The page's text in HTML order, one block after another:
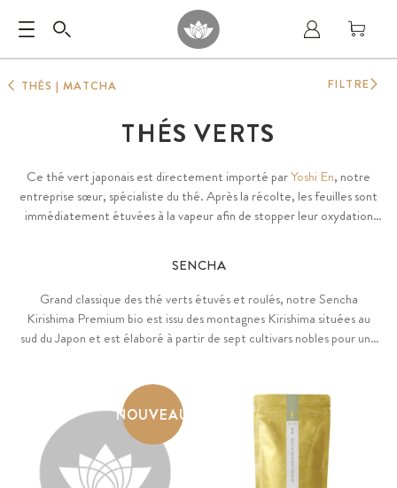
THÉS | MATCHA
THÉS VERTS
Ce thé vert japonais est directement importé parYoshi En, notre
entreprise sœur, spécialiste du thé. Après la récolte, les feuilles sont
immédiatement étuvées à la vapeur afin de stopper leur oxydation
bien d'autres), ainsi qu'en acides aminés.
SENCHA
Grand classique des thé verts étuvés et roulés, notre Sencha
Kirishima Premium bio est issu des montagnes Kirishima situées au
sud du Japon et est élaboré à partir de sept cultivars nobles pour une
NOUVEAU
FILTRE